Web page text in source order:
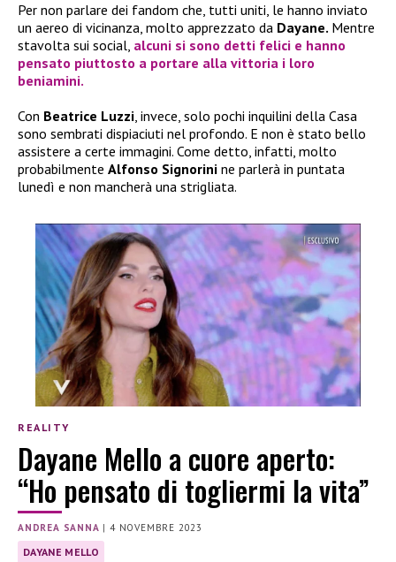
Per non parlare dei fandom che, tutti uniti, le hanno inviato
un aereo di vicinanza, molto apprezzato da Dayane. Mentre
stavolta sui social, alcuni si sono detti felici e hanno
pensato piuttosto a portare alla vittoria i loro
beniamini.
Con Beatrice Luzzi, invece, solo pochi inquilini della Casa
sono sembrati dispiaciuti nel profondo. E non è stato bello
assistere a certe immagini. Come detto, infatti, molto
probabilmente Alfonso Signorini ne parlerà in puntata
lunedì e non mancherà una strigliata.
REALITY
Dayane Mello a cuore aperto:
“Ho pensato di togliermi la vita”
ANDREA SANNA |4 NOVEMBRE 2023
DAYANE MELLO